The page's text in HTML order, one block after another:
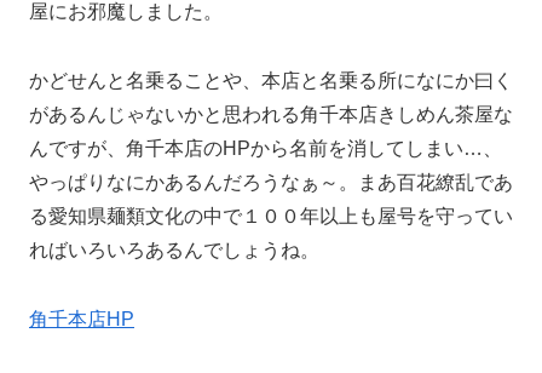
屋にお邪魔しました。
かどせんと名乗ることや、本店と名乗る所になにか曰く
があるんじゃないかと思われる角千本店きしめん茶屋な
んですが、角千本店のHPから名前を消してしまい…、
やっぱりなにかあるんだろうなぁ～。まあ百花繚乱であ
る愛知県麺類文化の中で１００年以上も屋号を守ってい
ればいろいろあるんでしょうね。
角千本店HP